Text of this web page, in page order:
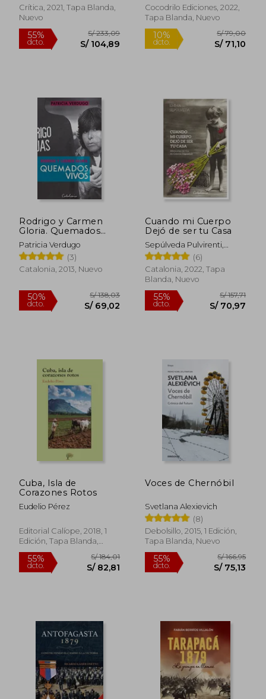
Complot Para Matar a
Hitler (el Tiempo
Crítica, 2021, Tapa Blanda,
Nuevo
dcto. S/ 104,89
Cocodrilo Ediciones, 2022,
Tapa Blanda, Nuevo
Rápido
Rodrigo y Carmen
Gloria. Quemados
Vivos
Patricia Verdugo
(3)
Catalonia, 2013, Nuevo
dcto. S/ 69,02
Cuando mi Cuerpo
Dejó de ser tu Casa
Sepúlveda Pulvirenti,
Emma
(6)
Catalonia, 2022, Tapa
Blanda, Nuevo
55%
dcto.
Cuba, Isla de
Corazones Rotos
Eudelio Pérez
Editorial Calíope, 2018, 1
Edición, Tapa Blanda,
Nuevo
Voces de Chernóbil
Svetlana Alexievich
(8)
Debolsillo, 2015, 1 Edición,
Tapa Blanda, Nuevo